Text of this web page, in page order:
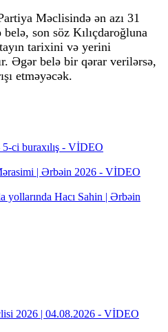
Məclisində ən azı 31
son söz Kılıçdaroğluna
tarixini və yerini
Əgər belə bir qərar verilərsə,
etməyəcək.
ci buraxılış - VİDEO
| Ərbəin 2026 - VİDEO
yollarında Hacı Sahin | Ərbəin
2026 | 04.08.2026 - VİDEO